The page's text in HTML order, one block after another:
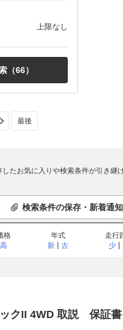
上限なし
（66）
最後
たお気に入りや検索条件が引き継
検索条件の保存・新着通
格
高
年式
新
古
走行
少
ックII 4WD 取説 保証